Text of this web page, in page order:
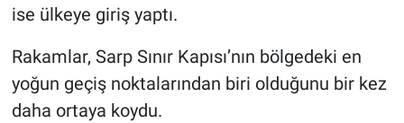
ise ülkeye giriş yaptı.
Rakamlar, Sarp Sınır Kapısı’nın bölgedeki en
yoğun geçiş noktalarından biri olduğunu bir kez
daha ortaya koydu.